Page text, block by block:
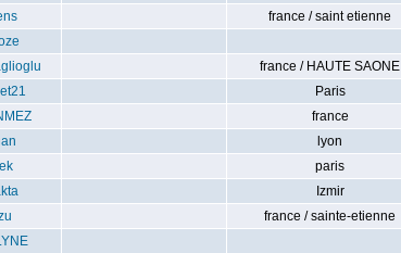
france / saint etienne
france / HAUTE SAONE
Paris
france
lyon
paris
Izmir
france / sainte-etienne